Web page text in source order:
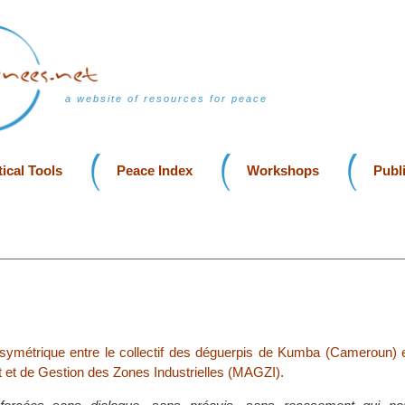
a website of resources for peace
Tools Peace Index Workshops
entre le collectif des déguerpis de Kumba (Cameroun)
et de Gestion des Zones Industrielles (MAGZI).